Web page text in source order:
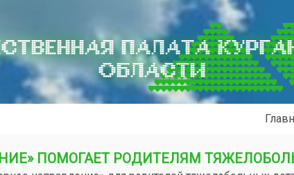
ПАЛАТА
ОБЛАСТИ
ПОМОГАЕТ РОДИТЕЛЯМ